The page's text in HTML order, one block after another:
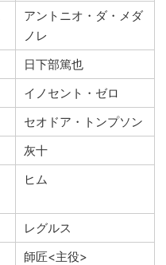
アントニオ・ダ・メダ
ノレ
日下部篤也
イノセント・ゼロ
セオドア・トンプソン
灰十
ヒム
レグルス
師匠<主役>